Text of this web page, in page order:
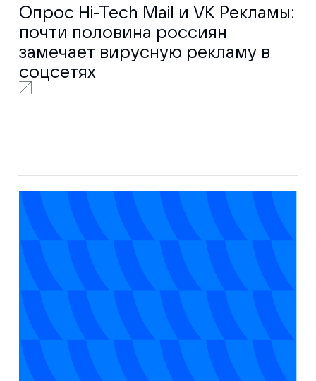
Опрос Hi-Tech Mail и VK Рекламы:
почти половина россиян
замечает вирусную рекламу в
соцсетях